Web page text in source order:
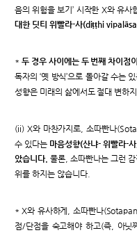
음의 위험을 보기’ 시작한 X와 유사
대한 딧티 위빨라-사(diṭṭhi
*두 경우 사이에는 두 번째 차이점
독자의 ‘옛 방식’으로 돌아갈 수는
성향은 미래의 삶에서도 절대 변하
(ii) X와 마찬가지로, 소따빤나
수 있다는 마음성향(산냐- 위빨라-
았습니다. 물론, 소따빤나는 그런
위를 하지는 않습니다.
* X와 유사하게, 소따빤나
점/단점을 숙고해야 하고(즉, 아닛